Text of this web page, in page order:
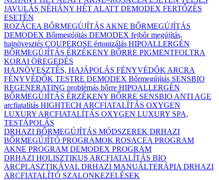
JAVULÁS NÉHÁNY HÉT ALATT DEMODEX FERTŐZÉS
ESETÉN
ROZÁCEA BŐRMEGÚJÍTÁS AKNE BŐRMEGÚJÍTÁS
DEMODEX Bőrmegújítás DEMODEX fejbőr megújítás,
hajnövesztés COUPEROSE értonizálás HIPOALLERGÉN
BŐRMEGÚJÍTÁS ÉRZÉKENY BŐRRE PIGMENTFOLTRA
KORAI ÖREGEDÉS
HAJNÖVESZTÉS, HAJÁPOLÁS FÉNYVÉDŐK ARCRA
FÉNYVÉDŐK TESTRE DEMODEX Bőrmegújítás SENSBIO
REGENERATING problémás bőrre HIPOALLERGÉN
BŐRMEGÚJÍTÁS ÉRZÉKENY BŐRRE SENSBIO ANTI AGE
arcfiatalítás HIGHTECH ARCFIATALÍTÁS OXYGEN
LUXURY ARCFIATALÍTÁS OXYGEN LUXURY SPA,
TESTÁPOLÁS
DRHAZI BŐRMEGÚJÍTÁS MÓDSZEREK DRHAZI
BŐRMEGÚJÍTÓ PROGRAMOK ROSACEA PROGRAM
AKNE PROGRAM DEMODEX PROGRAM
DRHAZI HOLISZTIKUS ARCFIATALÍTÁS BIO
ARCPLASZTIKÁVAL DRHAZI MANUÁLTERÁPIA DRHAZI
ARCFIATALÍTÓ SZALONKEZELÉSEK